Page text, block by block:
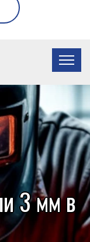
3 мм в